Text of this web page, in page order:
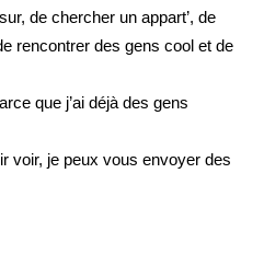
de chercher un appart’, de
rencontrer des gens cool et de
que j’ai déjà des gens
voir, je peux vous envoyer des